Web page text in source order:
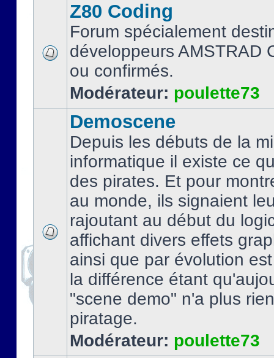
Z80 Coding
Forum spécialement
développeurs AMSTRAD
ou confirmés.
Modérateur: poulette73
Demoscene
Depuis les débuts de la
informatique il existe ce
des pirates. Et pour
au monde, ils signaient
rajoutant au début du
affichant divers effets
ainsi que par évolution
la différence étant
"scene demo" n'a plus
piratage.
Modérateur: poulette73